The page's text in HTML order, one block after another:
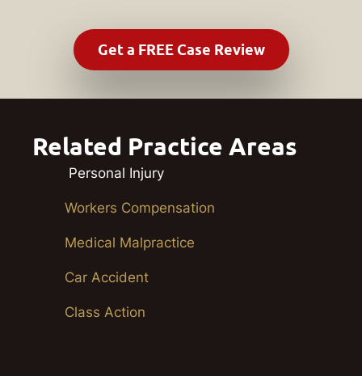
Related Practice Areas
Personal Injury
Workers Compensation
Medical Malpractice
Car Accident
Class Action